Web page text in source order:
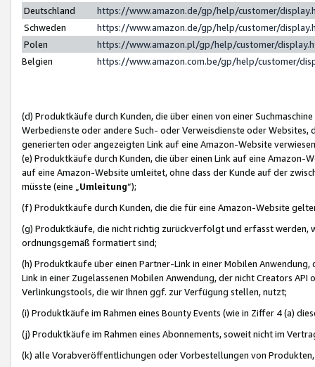
Deutschland
https://www.amazon.de/gp/help/customer/
Schweden
https://www.amazon.de/gp/help/customer/
Polen
https://www.amazon.pl/gp/help/customer/
Belgien
https://www.amazon.com.be/gp/help/customer/
(d) Produktkäufe durch Kunden, die über einen von einer
Werbedienste oder andere Such- oder Verweisdienste oder Websites,
generierten oder angezeigten Link auf eine Amazon-Website
(e) Produktkäufe durch Kunden, die über einen Link auf eine
auf eine Amazon-Website umleitet, ohne dass der Kunde auf der
müsste (eine „ Umleitung“);
(f) Produktkäufe durch Kunden, die die für eine Amazon-Website
(g) Produktkäufe, die nicht richtig zurückverfolgt und erfasst werden,
ordnungsgemäß formatiert sind;
(h) Produktkäufe über einen Partner-Link in einer Mobilen
Link in einer Zugelassenen Mobilen Anwendung, der nicht Creators
Verlinkungstools, die wir Ihnen ggf. zur Verfügung stellen, nutzt;
(i) Produktkäufe im Rahmen eines Bounty Events (wie in Ziffer 4 (a)
(j) Produktkäufe im Rahmen eines Abonnements, soweit nicht im
(k) alle Vorabveröffentlichungen oder Vorbestellungen von